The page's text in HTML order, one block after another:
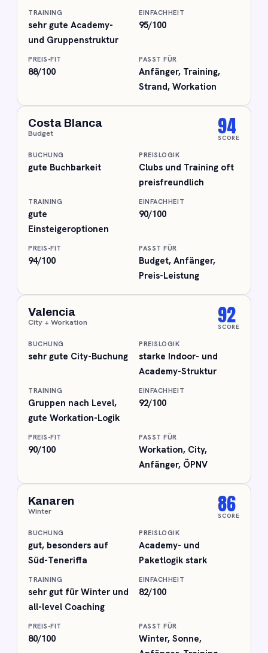
TRAINING
sehr gute Academy-
und Gruppenstruktur
EINFACHHEIT
95/100
PREIS-FIT
88/100
PASST FÜR
Anfänger, Training,
Strand, Workation
Costa Blanca
Budget 94
SCORE
BUCHUNG
gute Buchbarkeit
PREISLOGIK
Clubs und Training oft
preisfreundlich
TRAINING
gute
Einsteigeroptionen
EINFACHHEIT
90/100
PREIS-FIT
94/100
PASST FÜR
Budget, Anfänger,
Preis-Leistung
Valencia
City + Workation 92
SCORE
BUCHUNG
sehr gute City-Buchung
PREISLOGIK
starke Indoor- und
Academy-Struktur
TRAINING
Gruppen nach Level,
gute Workation-Logik
EINFACHHEIT
92/100
PREIS-FIT
90/100
PASST FÜR
Workation, City,
Anfänger, ÖPNV
Kanaren
Winter 86
SCORE
BUCHUNG
gut, besonders auf
Süd-Teneriffa
PREISLOGIK
Academy- und
Paketlogik stark
TRAINING
sehr gut für Winter und
all-level Coaching
EINFACHHEIT
82/100
PREIS-FIT
80/100
PASST FÜR
Winter, Sonne,